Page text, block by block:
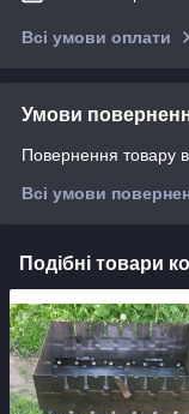
Всі умови оплати
Умови
Повернення товару
Всі умови
Подібні товари